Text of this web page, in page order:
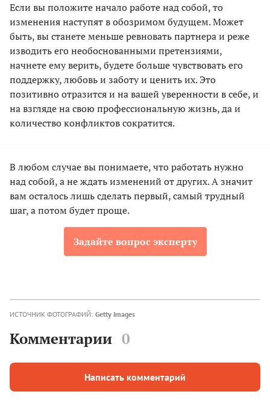
Если вы положите начало работе над собой, то
изменения наступят в обозримом будущем. Может
быть, вы станете меньше ревновать партнера и реже
изводить его необоснованными претензиями,
начнете ему верить, будете больше чувствовать его
поддержку, любовь и заботу и ценить их. Это
позитивно отразится и на вашей уверенности в себе, и
на взгляде на свою профессиональную жизнь, да и
количество конфликтов сократится.
В любом случае вы понимаете, что работать нужно
над собой, а не ждать изменений от других. А значит
вам осталось лишь сделать первый, самый трудный
шаг, а потом будет проще.
Задайте вопрос эксперту
ИСТОЧНИК ФОТОГРАФИЙ: Getty Images
Комментарии 0
Написать комментарий